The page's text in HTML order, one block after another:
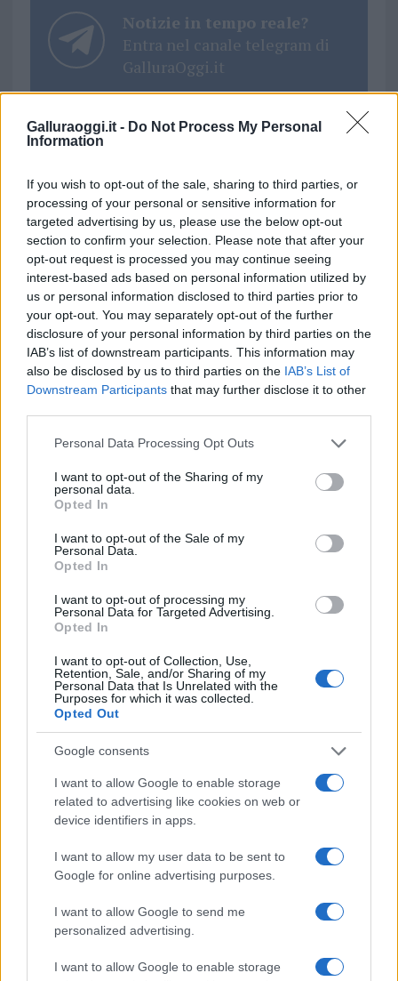
Galluraoggi.it - Do Not Process My Personal
Information
If you wish to opt-out of the sale, sharing to third parties, or
processing of your personal or sensitive information for
targeted advertising by us, please use the below opt-out
section to confirm your selection. Please note that after your
opt-out request is processed you may continue seeing
interest-based ads based on personal information utilized by
us or personal information disclosed to third parties prior to
your opt-out. You may separately opt-out of the further
disclosure of your personal information by third parties on the
IAB’s list of downstream participants. This information may
also be disclosed by us to third parties on the IAB’s List of
Downstream Participants that may further disclose it to other
Please note that this website/app uses one or more Google
not limited to your visit or usage behaviour. You may click to
grant or deny consent to Google and its third-party tags to
use your data for below specified purposes in below Google
consent section.
Personal Data Processing Opt Outs
I want to opt-out of the Sharing of my
personal data.
Opted In
I want to opt-out of the Sale of my
Personal Data.
Opted In
I want to opt-out of processing my
Personal Data for Targeted Advertising.
Opted In
I want to opt-out of Collection, Use,
Retention, Sale, and/or Sharing of my
Personal Data that Is Unrelated with the
Purposes for which it was collected.
Opted Out
Google consents
I want to allow Google to enable storage
related to advertising like cookies on web or
device identifiers in apps.
I want to allow my user data to be sent to
Google for online advertising purposes.
I want to allow Google to send me
personalized advertising.
I want to allow Google to enable storage
Notizie in tempo reale?
Entra nel canale telegram di
GalluraOggi.it
i tuoi video e le tue foto
Su WhatsApp al numero +39
345 356 7512
Ricevi le nostre ultime news
daGoogle News
Condividi l'articolo
F
a
ce
b
o
o
k
T
w
it
te
r
Pi
te
re
st
W
at
A
p
p
S
a
Articolo precedente
NOTIZIE RECENTI
Controlli rafforzati in Costa Smeralda, 20
arresti e 135 denunce
nuove aule nelle scuole di Olbia
Incidente sulla provinciale 125, paura tra Olbia e
Arzachena
Incidente sulla strada provinciale ad Arzachena,
un ferito